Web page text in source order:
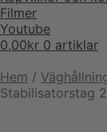
Filmer
Youtube
0,00kr 0 artiklar
Hem /
Stabilisatorstag